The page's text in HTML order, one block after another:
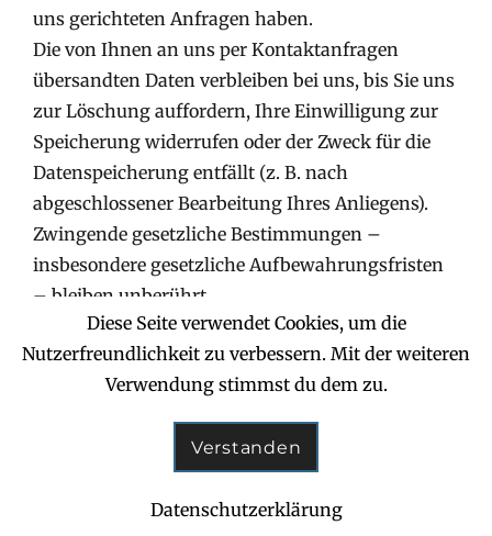
uns gerichteten Anfragen haben.
Die von Ihnen an uns per Kontaktanfragen
übersandten Daten verbleiben bei uns, bis Sie uns
zur Löschung auffordern, Ihre Einwilligung zur
Speicherung widerrufen oder der Zweck für die
Datenspeicherung entfällt (z. B. nach
abgeschlossener Bearbeitung Ihres Anliegens).
Zwingende gesetzliche Bestimmungen –
insbesondere gesetzliche Aufbewahrungsfristen
– bleiben unberührt.
5. Soziale Medien
Facebook Plugins (Like & Share-Button)
Auf dieser Website sind Plugins des sozialen
Netzwerks Facebook integriert. Anbieter dieses
Diese Seite verwendet Cookies, um die
Nutzerfreundlichkeit zu verbessern. Mit der weiteren
Verwendung stimmst du dem zu.
Verstanden
Datenschutzerklärung